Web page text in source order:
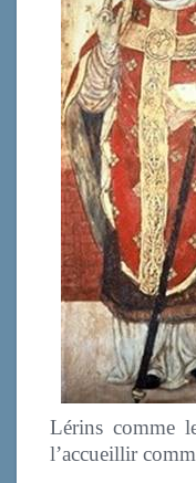
Lérins comme
l’accueillir